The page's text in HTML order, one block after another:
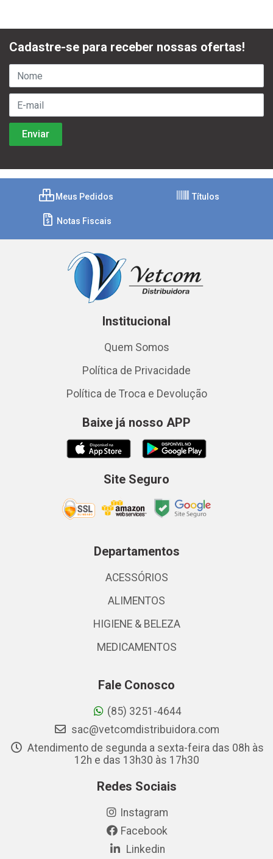
Cadastre-se para receber nossas ofertas!
Meus Pedidos Títulos
Notas Fiscais
Institucional
Quem Somos
Política de Privacidade
Política de Troca e Devolução
Baixe já nosso APP
Site Seguro
Departamentos
ACESSÓRIOS
ALIMENTOS
HIGIENE & BELEZA
MEDICAMENTOS
Fale Conosco
(85) 3251-4644
sac@vetcomdistribuidora.com
Atendimento de segunda a sexta-feira das 08h às
12h e das 13h30 às 17h30
Redes Sociais
Instagram
Facebook
Linkedin